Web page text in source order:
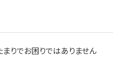
まりでお困りではありません